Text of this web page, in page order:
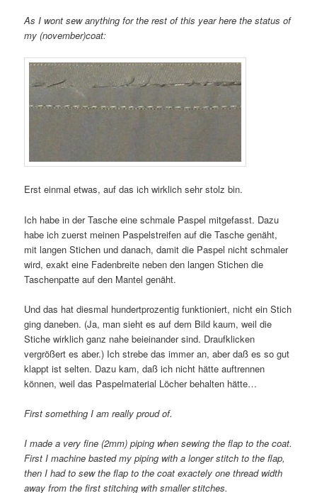
As I wont sew anything for the rest of this year here the status of
my (november)coat:
Erst einmal etwas, auf das ich wirklich sehr stolz bin.
Ich habe in der Tasche eine schmale Paspel mitgefasst. Dazu
habe ich zuerst meinen Paspelstreifen auf die Tasche genäht,
mit langen Stichen und danach, damit die Paspel nicht schmaler
wird, exakt eine Fadenbreite neben den langen Stichen die
Taschenpatte auf den Mantel genäht.
Und das hat diesmal hundertprozentig funktioniert, nicht ein Stich
ging daneben. (Ja, man sieht es auf dem Bild kaum, weil die
Stiche wirklich ganz nahe beieinander sind. Draufklicken
vergrößert es aber.) Ich strebe das immer an, aber daß es so gut
klappt ist selten. Dazu kam, daß ich nicht hätte auftrennen
können, weil das Paspelmaterial Löcher behalten hätte…
First something I am really proud of.
I made a very fine (2mm) piping when sewing the flap to the coat.
First I machine basted my piping with a longer stitch to the flap,
then I had to sew the flap to the coat exactely one thread width
away from the first stitching with smaller stitches.